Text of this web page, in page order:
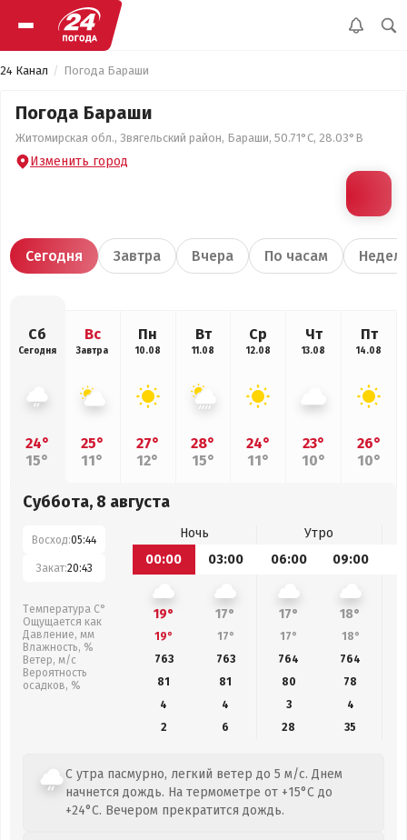
24 Канал Погода Бараши
Погода Бараши
Житомирская обл., Звягельский район, Бараши, 50.71°С, 28.03°В
Изменить город
Сегодня Завтра Вчера По часам
Сб
Сегодня
24°
15°
Вс
Завтра
25°
11°
Пн
10.08
27°
12°
Вт
11.08
28°
15°
Ср
12.08
24°
11°
Чт
13.08
23°
10°
Пт
14.08
26°
10°
Суббота, 8 августа
Восход:05:44
Закат:20:43
Температура С°
Ощущается как
Давление, мм
Влажность, %
Ветер, м/с
Вероятность
осадков, %
Ночь
Утро
00:00
03:00 06:00 09:00
19° 17° 17° 18°
19° 17° 17° 18°
763
763 764 764
81
81 80 78
4
4 3
4
2
6 28 35
С утра пасмурно, легкий ветер до 5 м/с. Днем
начнется дождь. На термометре от +15°C до
+24°C. Вечером прекратится дождь.